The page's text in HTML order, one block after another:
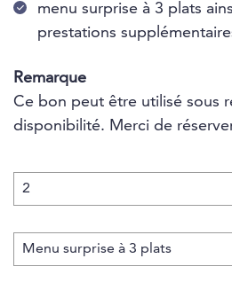
menu surprise à 3 plats
prestations
Remarque
Ce bon peut être utilisé sous
disponibilité. Merci de